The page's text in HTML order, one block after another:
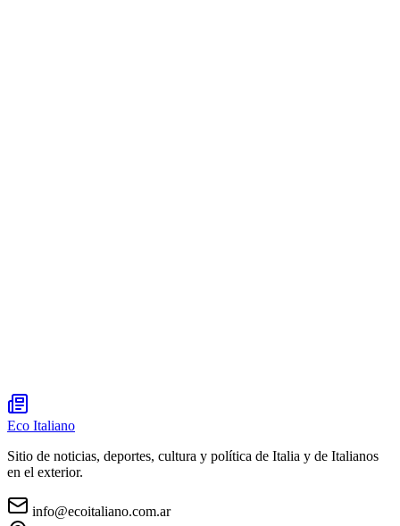
Eco Italiano
Sitio de noticias, deportes, cultura y política de Italia y de Italianos
en el exterior.
info@ecoitaliano.com.ar